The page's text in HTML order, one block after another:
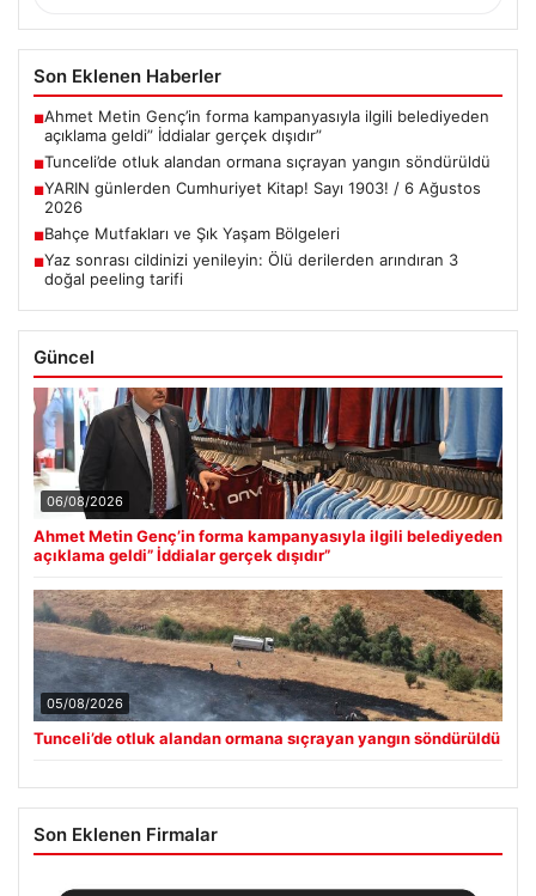
Son Eklenen Haberler
■Ahmet Metin Genç’in forma kampanyasıyla ilgili belediyeden
açıklama geldi” İddialar gerçek dışıdır”
■Tunceli’de otluk alandan ormana sıçrayan yangın söndürüldü
■YARIN günlerden Cumhuriyet Kitap! Sayı 1903! / 6 Ağustos
2026
■Bahçe Mutfakları ve Şık Yaşam Bölgeleri
■Yaz sonrası cildinizi yenileyin: Ölü derilerden arındıran 3
doğal peeling tarifi
Güncel
06/08/2026
Ahmet Metin Genç’in forma kampanyasıyla ilgili belediyeden
açıklama geldi” İddialar gerçek dışıdır”
05/08/2026
Tunceli’de otluk alandan ormana sıçrayan yangın söndürüldü
Son Eklenen Firmalar